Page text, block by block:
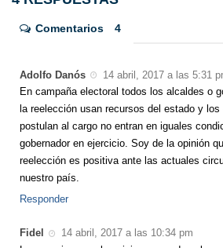
Comentarios 4
Adolfo Danós
14 abril, 2017 a las 5:31
En campaña electoral todos los alcaldes o
la reelección usan recursos del estado y
postulan al cargo no entran en iguales
gobernador en ejercicio. Soy de la opinión
reelección es positiva ante las actuales
nuestro país.
Responder
Fidel
14 abril, 2017 a las 10:34 pm